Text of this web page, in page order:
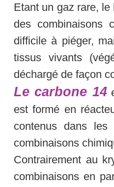
Etant un gaz rare, le
des combinaisons
difficile à piéger,
tissus vivants
déchargé de façon
Le carbone 14
est formé en
contenus dans les
combinaisons
Contrairement au
combinaisons en